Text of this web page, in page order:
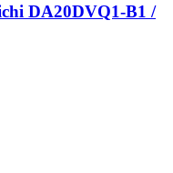
DA20DVQ1-B1 /